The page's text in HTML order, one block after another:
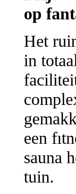
op
Het
in
een
sauna
tuin.